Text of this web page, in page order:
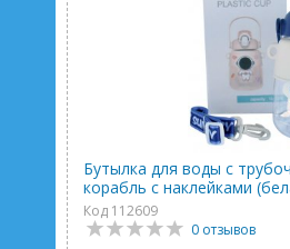
Бутылка для воды с
корабль с наклейками
Код 112609
0 отзывов